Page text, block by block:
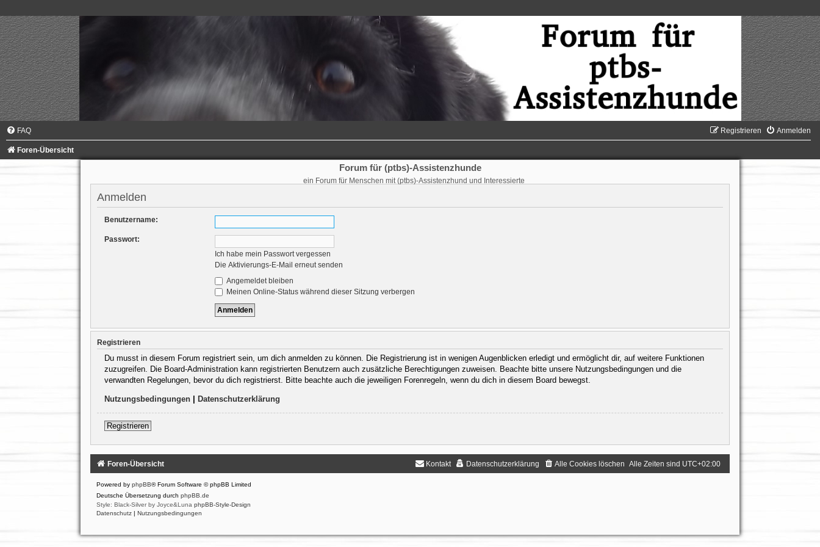
FAQ Anmelden
Registrieren
Foren-Übersicht
Forum für (ptbs)-Assistenzhunde
ein Forum für Menschen mit (ptbs)-Assistenzhund und Interessierte
Anmelden
Benutzername:
Passwort:
Ich habe mein Passwort vergessen
Die Aktivierungs-E-Mail erneut senden
Angemeldet bleiben
Meinen Online-Status während dieser Sitzung verbergen
Registrieren
Du musst in diesem Forum registriert sein, um dich anmelden zu können. Die Registrierung ist in wenigen Augenblicken erledigt und ermöglicht dir, auf weitere Funktionen
zuzugreifen. Die Board-Administration kann registrierten Benutzern auch zusätzliche Berechtigungen zuweisen. Beachte bitte unsere Nutzungsbedingungen und die
verwandten Regelungen, bevor du dich registrierst. Bitte beachte auch die jeweiligen Forenregeln, wenn du dich in diesem Board bewegst.
Nutzungsbedingungen| Datenschutzerklärung
Registrieren
Foren-Übersicht Alle Zeiten sind UTC+02:00
Alle Cookies löschen
Datenschutzerklärung
Kontakt
Powered by phpBB® Forum Software © phpBB Limited
Deutsche Übersetzung durch phpBB.de
Style: Black-Silver by Joyce&Luna phpBB-Style-Design
Datenschutz | Nutzungsbedingungen